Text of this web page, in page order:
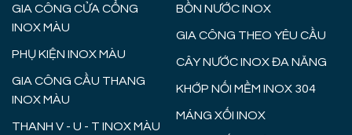
GIA CÔNG CỬA CỔNG
INOX MÀU
PHỤ KIỆN INOX MÀU
GIA CÔNG CẦU THANG
INOX MÀU
THANH V - U - T INOX MÀU
BỒN NƯỚC INOX
GIA CÔNG THEO YÊU CẦU
CÂY NƯỚC INOX ĐA NĂNG
KHỚP NỐI MỀM INOX 304
MÁNG XỐI INOX